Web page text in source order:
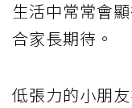
生活中常常會
合家長期待。
低張力的小朋